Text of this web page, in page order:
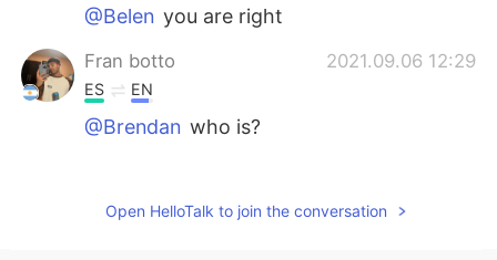
@Belen you are right
Fran botto 2021.09.06 12:29
ES EN
@Brendan who is?
Open HelloTalk to join the conversation